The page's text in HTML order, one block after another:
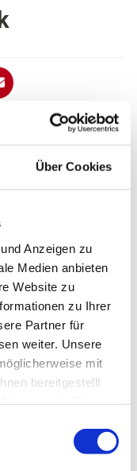
Über Cookies
Anzeigen zu
Medien anbieten
Website zu
zu Ihrer
Partner für
weiter. Unsere
mit
bereitgestellt
ist.
beteiligen sich
Satzung der
Sie dass einige
Arzt verlangen.
Beihilfen und
ganz oder anteilig
von deren Satzung
vor der ersten